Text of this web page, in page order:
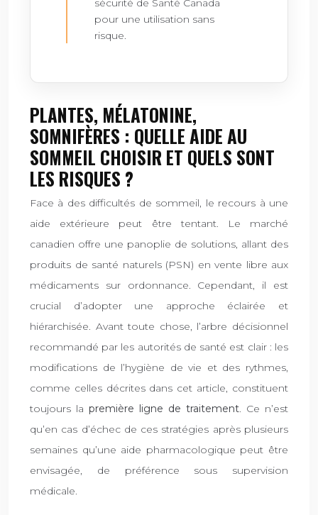
pour une utilisation sans
risque.
PLANTES, MÉLATONINE,
SOMNIFÈRES : QUELLE AIDE AU
SOMMEIL CHOISIR ET QUELS SONT
LES RISQUES ?
Face à des difficultés de sommeil, le recours à une
aide extérieure peut être tentant. Le marché
canadien offre une panoplie de solutions, allant des
produits de santé naturels (PSN) en vente libre aux
médicaments sur ordonnance. Cependant, il est
crucial d’adopter une approche éclairée et
hiérarchisée. Avant toute chose, l’arbre décisionnel
recommandé par les autorités de santé est clair : les
modifications de l’hygiène de vie et des rythmes,
comme celles décrites dans cet article, constituent
toujours la première ligne de traitement . Ce n’est
qu’en cas d’échec de ces stratégies après plusieurs
semaines qu’une aide pharmacologique peut être
envisagée, de préférence sous supervision
médicale.